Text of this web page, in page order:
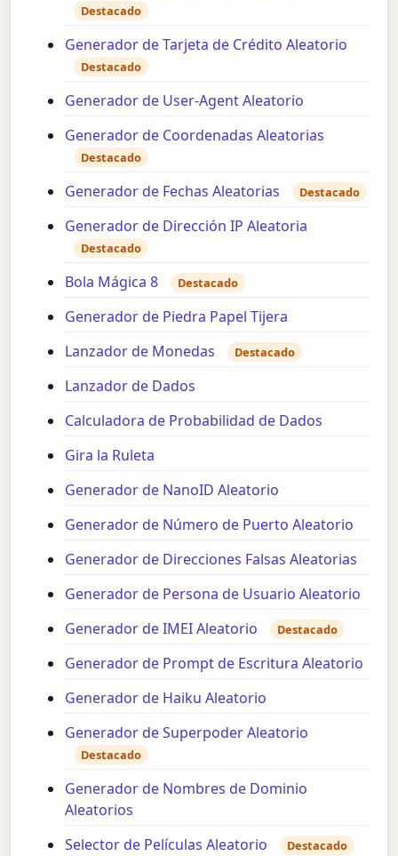
Destacado
Generador de Tarjeta de Crédito Aleatorio
Destacado
Generador de User-Agent Aleatorio
Generador de Coordenadas Aleatorias
Destacado
Generador de Fechas Aleatorias Destacado
Generador de Dirección IP Aleatoria
Destacado
Bola Mágica 8 Destacado
Generador de Piedra Papel Tijera
Lanzador de Monedas
Destacado
Lanzador de Dados
Calculadora de Probabilidad de Dados
Gira la Ruleta
Generador de NanoID Aleatorio
Generador de Número de Puerto Aleatorio
Generador de Direcciones Falsas Aleatorias
Generador de Persona de Usuario Aleatorio
Generador de IMEI Aleatorio
Destacado
Generador de Prompt de Escritura Aleatorio
Generador de Haiku Aleatorio
Generador de Superpoder Aleatorio
Destacado
Generador de Nombres de Dominio
Aleatorios
Selector de Películas Aleatorio
Destacado